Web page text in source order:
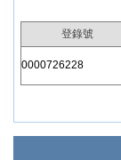
登錄號
0000726228